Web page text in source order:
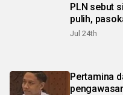
PLN sebut
pulih,
Jul 24th
Pertamina